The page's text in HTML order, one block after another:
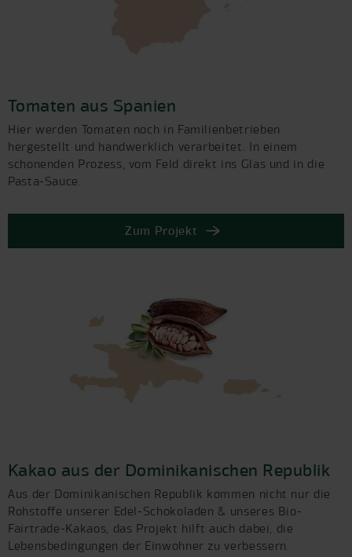
Tomaten aus Spanien
Hier werden Tomaten noch in Familienbetrieben
hergestellt und handwerklich verarbeitet. In einem
schonenden Prozess, vom Feld direkt ins Glas und in die
Pasta-Sauce.
Zum Projekt
Kakao aus der Dominikanischen Republik
Aus der Dominikanischen Republik kommen nicht nur die
Rohstoffe unserer Edel-Schokoladen & unseres Bio-
Fairtrade-Kakaos, das Projekt hilft auch dabei, die
Lebensbedingungen der Einwohner zu verbessern.